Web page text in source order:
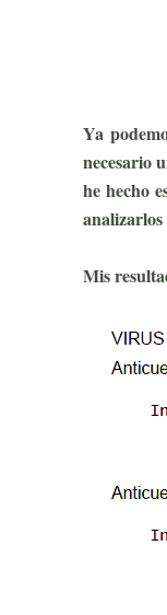
Ya
necesario
he hecho
Mis